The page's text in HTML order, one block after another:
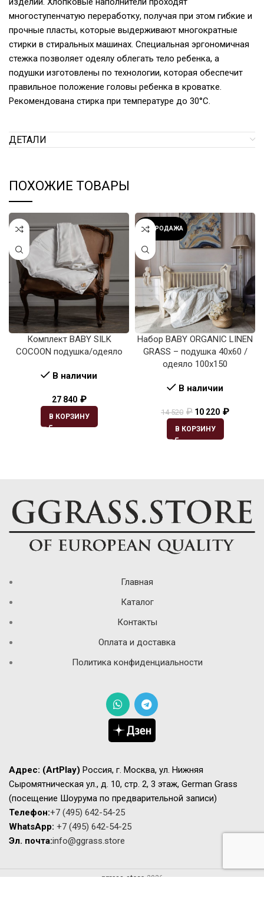
многоступенчатую переработку, получая при этом гибкие и
прочные пласты, которые выдерживают многократные
стирки в стиральных машинах. Специальная эргономичная
стежка позволяет одеялу облегать тело ребенка, а
подушки изготовлены по технологии, которая обеспечит
правильное положение головы ребенка в кроватке.
Рекомендована стирка при температуре до 30°С.
ДЕТАЛИ
ПОХОЖИЕ ТОВАРЫ
Комплект BABY SILK
COCOON подушка/одеяло
В наличии
27 840 ₽
В КОРЗИНУ
РАСПРОДАЖА
Набор BABY ORGANIC LINEN
GRASS – подушка 40х60 /
одеяло 100х150
В наличии
14 520 ₽ 10 220 ₽
В КОРЗИНУ
Главная
Каталог
Контакты
Оплата и доставка
Политика конфиденциальности
Адрес: (ArtPlay) Россия, г. Москва, ул. Нижняя
Сыромятническая ул., д. 10, стр. 2, 3 этаж, German Grass
(посещение Шоурума по предварительной записи)
Телефон:+7 (495) 642-54-25
WhatsApp: +7 (495) 642-54-25
Эл. почта:info@ggrass.store
ggrass.store 2026